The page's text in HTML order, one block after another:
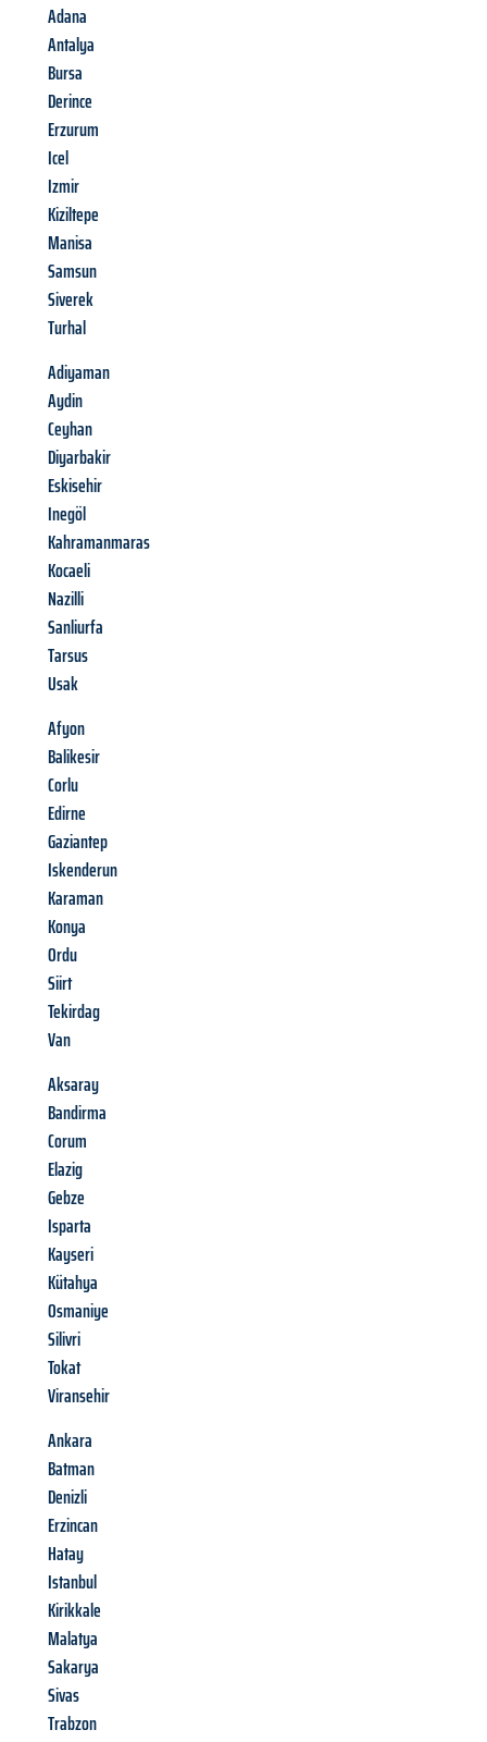
Adana
Antalya
Bursa
Derince
Erzurum
Icel
Izmir
Kiziltepe
Manisa
Samsun
Siverek
Turhal
Adiyaman
Aydin
Ceyhan
Diyarbakir
Eskisehir
Inegöl
Kahramanmaras
Kocaeli
Nazilli
Sanliurfa
Tarsus
Usak
Afyon
Balikesir
Corlu
Edirne
Gaziantep
Iskenderun
Karaman
Konya
Ordu
Siirt
Tekirdag
Van
Aksaray
Bandirma
Corum
Elazig
Gebze
Isparta
Kayseri
Kütahya
Osmaniye
Silivri
Tokat
Viransehir
Ankara
Batman
Denizli
Erzincan
Hatay
Istanbul
Kirikkale
Malatya
Sakarya
Sivas
Trabzon